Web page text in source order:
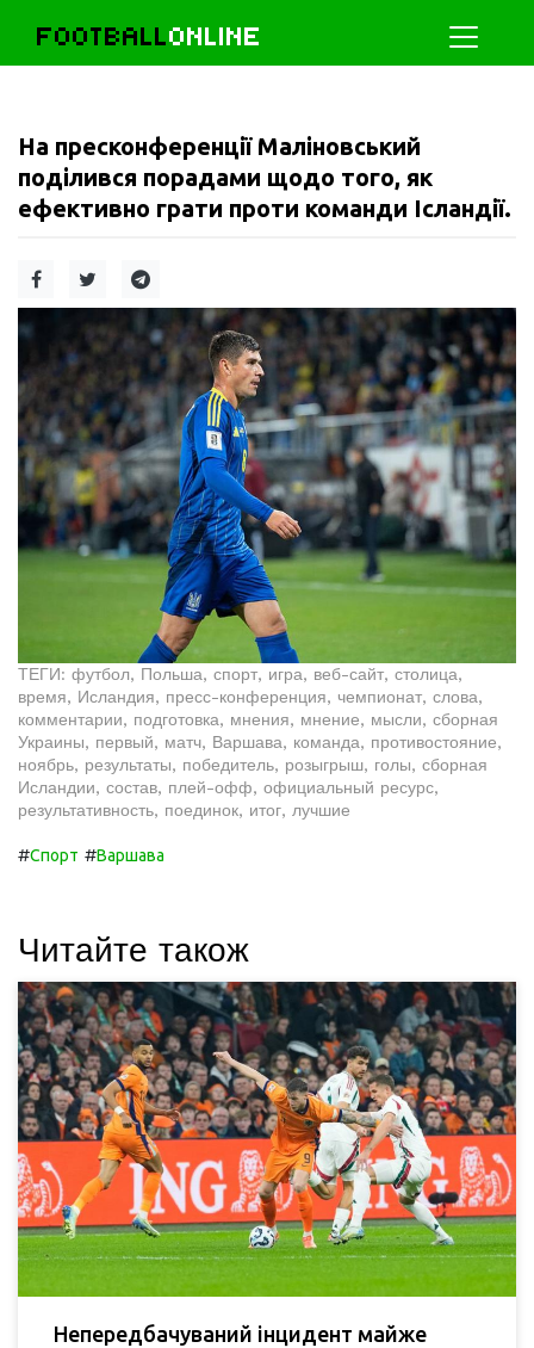
FOOTBALLONLINE
На пресконференції Маліновський
поділився порадами щодо того, як
ефективно грати проти команди Ісландії.
ТЕГИ: футбол, Польша, спорт, игра, веб-сайт, столица,
время, Исландия, пресс-конференция, чемпионат, слова,
комментарии, подготовка, мнения, мнение, мысли, сборная
Украины, первый, матч, Варшава, команда, противостояние,
ноябрь, результаты, победитель, розыгрыш, голы, сборная
Исландии, состав, плей-офф, официальный ресурс,
результативность, поединок, итог, лучшие
#Спорт #Варшава
Читайте також
Непередбачуваний інцидент майже